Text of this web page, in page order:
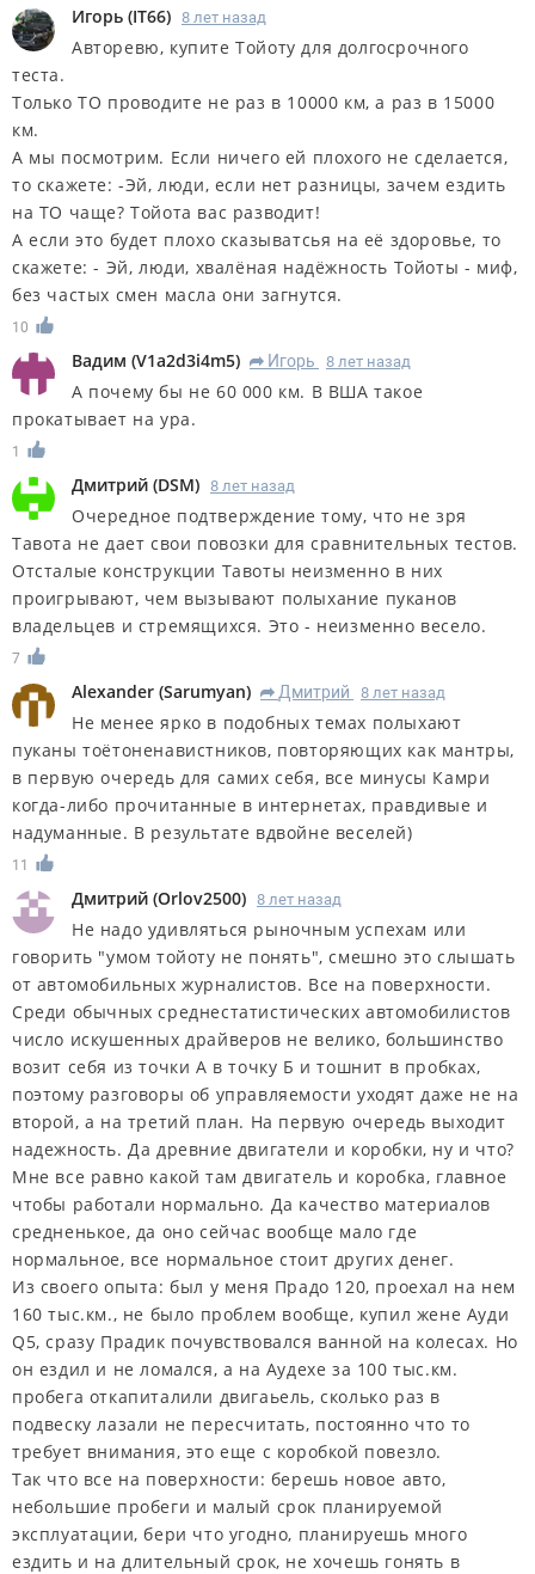
Игорь (IT66) 8 лет назад
Авторевю, купите Тойоту для долгосрочного
теста.
Только ТО проводите не раз в 10000 км, а раз в 15000
км.
А мы посмотрим. Если ничего ей плохого не сделается,
то скажете: -Эй, люди, если нет разницы, зачем ездить
на ТО чаще? Тойота вас разводит!
А если это будет плохо сказыватсья на её здоровье, то
скажете: - Эй, люди, хвалёная надёжность Тойоты - миф,
без частых смен масла они загнутся.
10
Вадим (V1a2d3i4m5) R Игорь 8 лет назад
А почему бы не 60 000 км. В ВША такое
прокатывает на ура.
1
Дмитрий (DSM) 8 лет назад
Очередное подтверждение тому, что не зря
Тавота не дает свои повозки для сравнительных тестов.
Отсталые конструкции Тавоты неизменно в них
проигрывают, чем вызывают полыхание пуканов
владельцев и стремящихся. Это - неизменно весело.
7
Alexander (Sarumyan) R Дмитрий 8 лет назад
Не менее ярко в подобных темах полыхают
пуканы тоётоненавистников, повторяющих как мантры,
в первую очередь для самих себя, все минусы Камри
когда-либо прочитанные в интернетах, правдивые и
надуманные. В результате вдвойне веселей)
11
Дмитрий (Orlov2500) 8 лет назад
Не надо удивляться рыночным успехам или
говорить "умом тойоту не понять", смешно это слышать
от автомобильных журналистов. Все на поверхности.
Среди обычных среднестатистических автомобилистов
число искушенных драйверов не велико, большинство
возит себя из точки А в точку Б и тошнит в пробках,
поэтому разговоры об управляемости уходят даже не на
второй, а на третий план. На первую очередь выходит
надежность. Да древние двигатели и коробки, ну и что?
Мне все равно какой там двигатель и коробка, главное
чтобы работали нормально. Да качество материалов
средненькое, да оно сейчас вообще мало где
нормальное, все нормальное стоит других денег.
Из своего опыта: был у меня Прадо 120, проехал на нем
160 тыс.км., не было проблем вообще, купил жене Ауди
Q5, сразу Прадик почувствовался ванной на колесах. Но
он ездил и не ломался, а на Аудехе за 100 тыс.км.
пробега откапиталили двигаьель, сколько раз в
подвеску лазали не пересчитать, постоянно что то
требует внимания, это еще с коробкой повезло.
Так что все на поверхности: берешь новое авто,
небольшие пробеги и малый срок планируемой
эксплуатации, бери что угодно, планируешь много
ездить и на длительный срок, не хочешь гонять в